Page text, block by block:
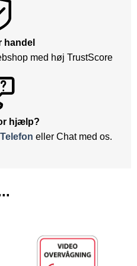
handel
med høj TrustScore
hjælp?
Telefon eller Chat med os.